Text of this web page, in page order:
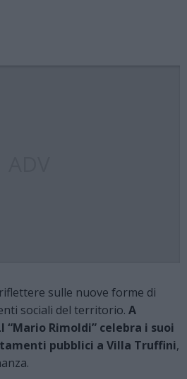
sulle nuove forme di
sociali del territorio. A
“Mario Rimoldi” celebra i suoi
pubblici a Villa Truffini,